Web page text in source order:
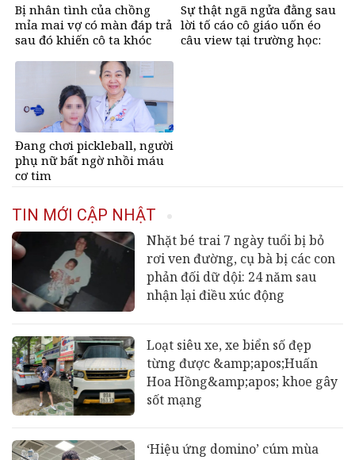
Bị nhân tình của chồng
mỉa mai vợ có màn đáp trả
sau đó khiến cô ta khóc
Sự thật ngã ngửa đằng sau
lời tố cáo cô giáo uốn éo
câu view tại trường học:
Đang chơi pickleball, người
phụ nữ bất ngờ nhồi máu
cơ tim
TIN MỚI CẬP NHẬT
Nhặt bé trai 7 ngày tuổi bị bỏ
rơi ven đường, cụ bà bị các con
phản đối dữ dội: 24 năm sau
nhận lại điều xúc động
Loạt siêu xe, xe biển số đẹp
từng được &amp;apos;Huấn
Hoa Hồng&amp;apos; khoe gây
sốt mạng
‘Hiệu ứng domino’ cúm mùa